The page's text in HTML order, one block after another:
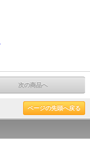
次の商品へ
ページの先頭へ戻る